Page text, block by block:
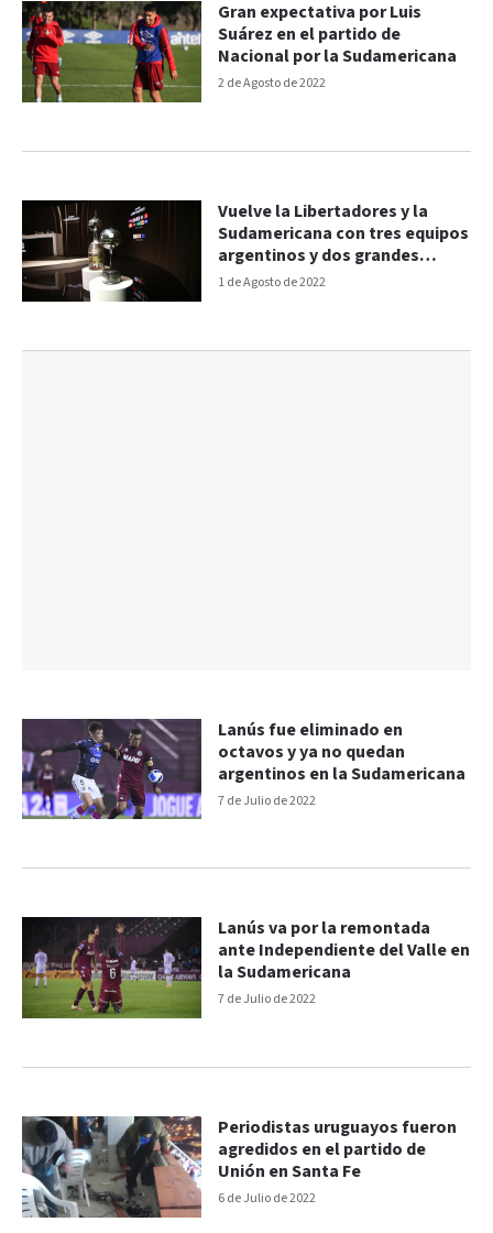
2 de Agosto de 2022
Gran expectativa por Luis
Suárez en el partido de
Nacional por la Sudamericana
1 de Agosto de 2022
Vuelve la Libertadores y la
Sudamericana con tres equipos
argentinos y dos grandes
refuerzos
7 de Julio de 2022
Lanús fue eliminado en
octavos y ya no quedan
argentinos en la Sudamericana
7 de Julio de 2022
Lanús va por la remontada
ante Independiente del Valle en
la Sudamericana
6 de Julio de 2022
Periodistas uruguayos fueron
agredidos en el partido de
Unión en Santa Fe